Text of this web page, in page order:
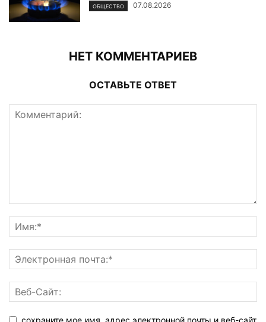
ОБЩЕСТВО 07.08.2026
НЕТ КОММЕНТАРИЕВ
ОСТАВЬТЕ ОТВЕТ